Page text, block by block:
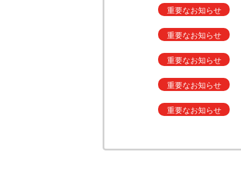
重要なお知らせ
重要なお知らせ
重要なお知らせ
重要なお知らせ
重要なお知らせ